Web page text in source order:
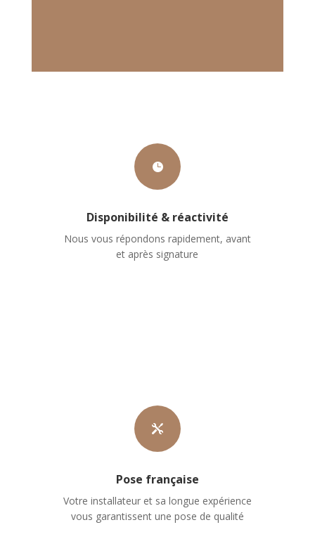

Disponibilité & réactivité
Nous vous répondons rapidement, avant
et après signature

Pose française
Votre installateur et sa longue expérience
vous garantissent une pose de qualité